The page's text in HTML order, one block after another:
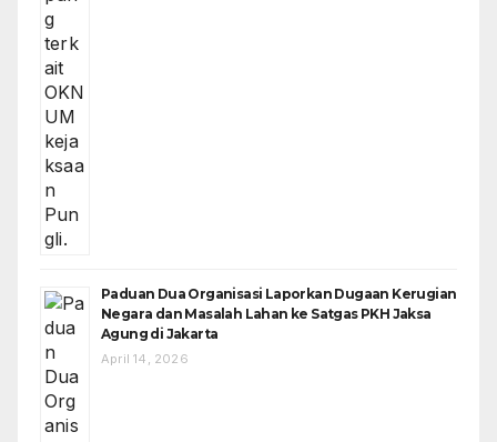
Paduan Dua Organisasi Laporkan Dugaan Kerugian
Negara dan Masalah Lahan ke Satgas PKH Jaksa
Agung di Jakarta
April 14, 2026